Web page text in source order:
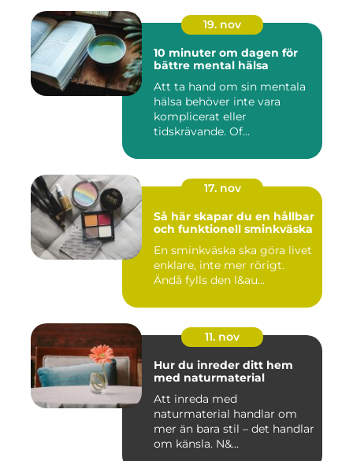
19. nov
10 minuter om dagen för
bättre mental hälsa
Att ta hand om sin mentala
hälsa behöver inte vara
komplicerat eller
tidskrävande. Of...
17. nov
Så här skapar du en hållbar
och funktionell sminkväska
En sminkväska ska göra livet
enklare, inte mer rörigt.
Ändå fylls den l&au...
11. nov
Hur du inreder ditt hem
med naturmaterial
Att inreda med
naturmaterial handlar om
mer än bara stil – det handlar
om känsla. N&...